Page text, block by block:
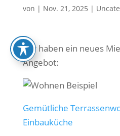
von | Nov. 21, 2025 |
Wir haben ein neues
Angebot:
Gemütliche
Einbauküche